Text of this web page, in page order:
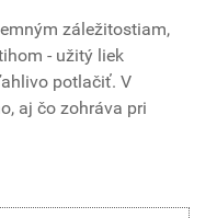
záležitostiam,
- užitý liek
potlačiť. V
aj čo zohráva pri